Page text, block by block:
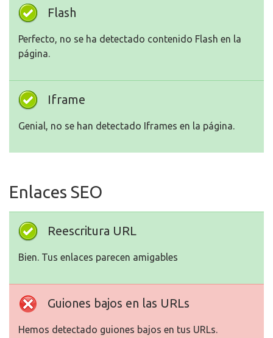
Flash
Perfecto, no se ha detectado contenido Flash en la
página.
Iframe
Genial, no se han detectado Iframes en la página.
Enlaces SEO
Reescritura URL
Bien. Tus enlaces parecen amigables
Guiones bajos en las URLs
Hemos detectado guiones bajos en tus URLs.